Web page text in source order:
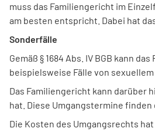
muss das Familiengericht im
am besten entspricht. Dabei hat
Sonderfälle
Gemäß § 1684 Abs. IV BGB kann
beispielsweise Fälle von
Das Familiengericht kann darüber
hat. Diese Umgangstermine
Die Kosten des Umgangsrechts